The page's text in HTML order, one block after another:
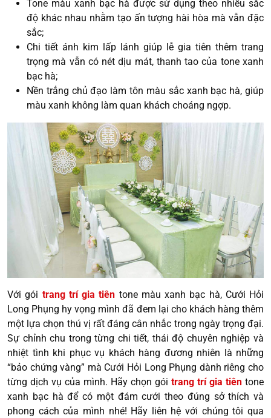
Tone màu xanh bạc hà được sử dụng theo nhiều sắc
độ khác nhau nhằm tạo ấn tượng hài hòa mà vẫn đặc
sắc;
Chi tiết ánh kim lấp lánh giúp lễ gia tiên thêm trang
trọng mà vẫn có nét dịu mát, thanh tao của tone xanh
bạc hà;
Nền trắng chủ đạo làm tôn màu sắc xanh bạc hà, giúp
màu xanh không làm quan khách choáng ngợp.
Với gói trang trí gia tiên tone màu xanh bạc hà, Cưới Hỏi
Long Phụng hy vọng mình đã đem lại cho khách hàng thêm
một lựa chọn thú vị rất đáng cân nhắc trong ngày trọng đại.
Sự chỉnh chu trong từng chi tiết, thái độ chuyên nghiệp và
nhiệt tình khi phục vụ khách hàng đương nhiên là những
“bảo chứng vàng” mà Cưới Hỏi Long Phụng dành riêng cho
từng dịch vụ của mình. Hãy chọn gói trang trí gia tiên tone
xanh bạc hà để có một đám cưới theo đúng sở thích và
phong cách của mình nhé! Hãy liên hệ với chúng tôi qua